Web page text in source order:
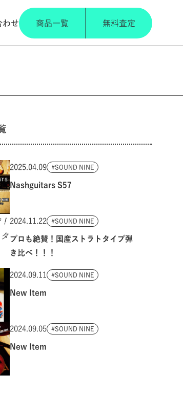
わせ 商品一覧 無料査定
2025.04.09 SOUND NINE
Nashguitars S57
2024.11.22 SOUND NINE
プロも絶賛！国産ストラトタイプ弾
き比べ！！！
2024.09.11 SOUND NINE
New Item
2024.09.05 SOUND NINE
New Item